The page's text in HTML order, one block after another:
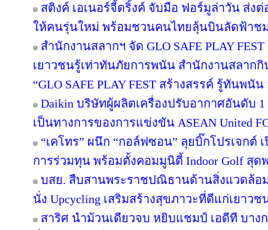
สติงค์ เอเนอร์จี้ดริ้งค์ จับมือ ฟอร์มูล่าวัน ส่ง
ให้คนรุ่นใหม่ พร้อมชวนคนไทยลุ้นบินลัดฟ้าชม
สำนักงานสลากฯ จัด GLO SAFE PLAY
เยาวชนรู้เท่าทันภัยการพนัน สำนักงานสลาก
“GLO SAFE PLAY FEST สร้างสรรค์ รู้ทันพนั
Daikin บริษัทผู้ผลิตเครื่องปรับอากาศอันดับ
เป็นทางการของการแข่งขัน ASEAN United
“เคโทร” ผนึก “กอล์ฟซอน” ลุยบิ๊กโปรเจกต์
การร่วมทุน พร้อมตั้งคอมมูนิตี้ Indoor Golf สุด
บสย. สืบสานพระราชปณิธานด้านสิ่งแวดล้อ
นั่ง Upcycling เสริมสร้างสุขภาวะที่ดีแก่เยาวช
สาริศ นำม้วนเดียวจบ หยิบแชมป์ เอดีที บาง